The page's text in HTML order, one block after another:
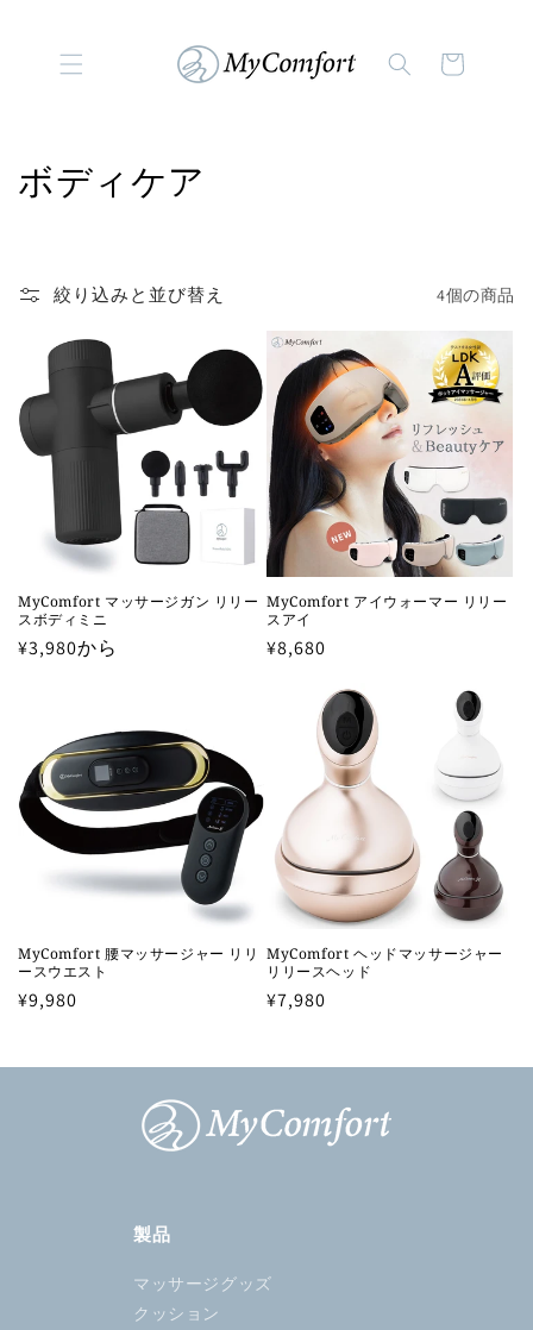
ー
コ
シ
ョ
ン
:
ボディケア
絞り込みと並び替え 4個の商品
MyComfort マッサージガン リリー
スボディミニ
通
¥3,980から
MyComfort アイウォーマー リリー
スアイ
通
¥8,680
MyComfort 腰マッサージャー リリ
ースウエスト
通
¥9,980
MyComfort ヘッドマッサージャー
リリースヘッド
通
¥7,980
製品
マッサージグッズ
クッション